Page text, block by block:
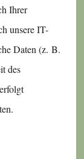
Ihrer
unsere IT-
Daten (z. B.
des